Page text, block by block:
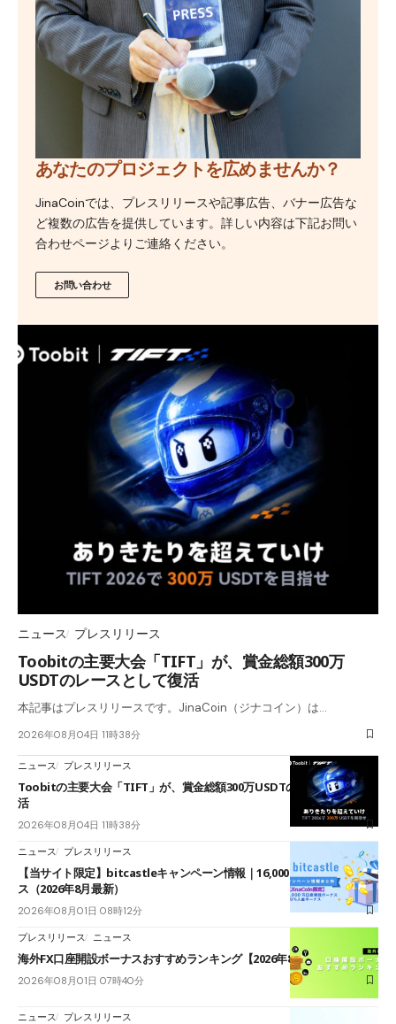
あなたのプロジェクトを広めませんか？
JinaCoinでは、プレスリリースや記事広告、バナー広告な
ど複数の広告を提供しています。詳しい内容は下記お問い
合わせページよりご連絡ください。
お問い合わせ
ニュース プレスリリース
Toobitの主要大会「TIFT」が、賞金総額300万
USDTのレースとして復活
本記事はプレスリリースです。JinaCoin（ジナコイン）は…
2026年08月04日 11時38分
ニュース プレスリリース
Toobitの主要大会「TIFT」が、賞金総額300万USDTのレースとして復
活
2026年08月04日 11時38分
ニュース プレスリリース
【当サイト限定】bitcastleキャンペーン情報｜16,000円口座開設ボーナ
ス（2026年8月最新）
2026年08月01日 08時12分
プレスリリース ニュース
海外FX口座開設ボーナスおすすめランキング【2026年8月最新】
2026年08月01日 07時40分
ニュース プレスリリース